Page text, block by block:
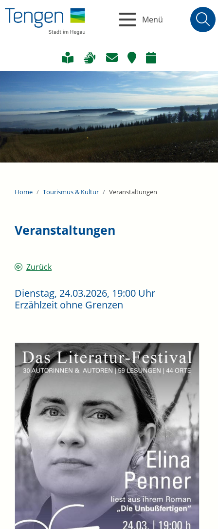
Menü
Home Tourismus & Kultur Veranstaltungen
Veranstaltungen
Zurück
Dienstag, 24.03.2026, 19:00 Uhr
Erzählzeit ohne Grenzen